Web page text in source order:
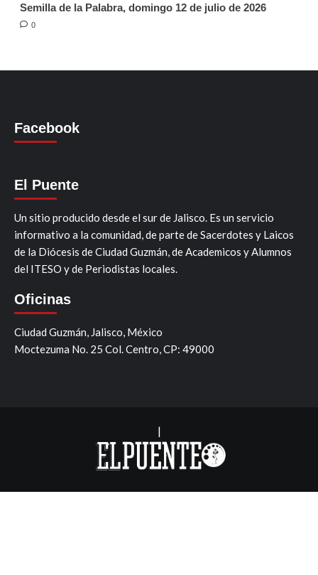
Semilla de la Palabra, domingo 12 de julio de 2026
0
Facebook
El Puente
Un sitio producido desde el sur de Jalisco. Es un servicio
informativo a la comunidad, de parte de Sacerdotes y Laicos
de la Diócesis de Ciudad Guzmán, de Academicos y Alumnos
del ITESO y de Periodistas locales.
Oficinas
Ciudad Guzmán, Jalisco, México
Moctezuma No. 25 Col. Centro, CP: 49000
|